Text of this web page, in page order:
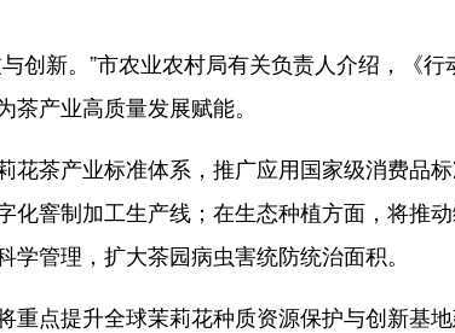
新。”市农业农村局有关负责人介绍，《行
产业高质量发展赋能。
茶产业标准体系，推广应用国家级消费品标
化窨制加工生产线；在生态种植方面，将推
管理，扩大茶园病虫害统防统治面积。
点提升全球茉莉花种质资源保护与创新基